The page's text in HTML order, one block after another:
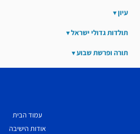
עיון
תולדות גדולי ישראל
תורה ופרשת שבוע
עמוד הבית
אודות הישיבה